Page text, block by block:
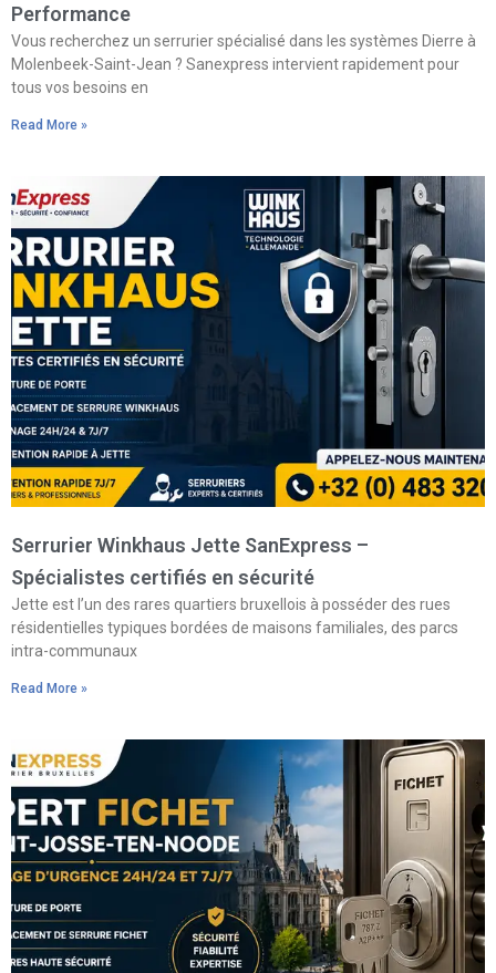
Performance
Vous recherchez un serrurier spécialisé dans les systèmes Dierre à
Molenbeek-Saint-Jean ? Sanexpress intervient rapidement pour
tous vos besoins en
Read More »
Serrurier Winkhaus Jette SanExpress –
Spécialistes certifiés en sécurité
Jette est l’un des rares quartiers bruxellois à posséder des rues
résidentielles typiques bordées de maisons familiales, des parcs
intra-communaux
Read More »